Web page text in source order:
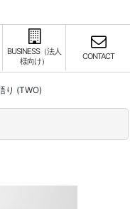
BUSINESS（法人
様向け）
CONTACT
り (TWO)